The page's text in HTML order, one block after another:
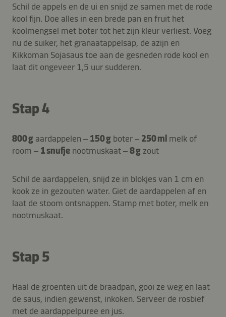
Schil de appels en de ui en snijd ze samen met de rode
kool fijn. Doe alles in een brede pan en fruit het
koolmengsel met boter tot het zijn kleur verliest. Voeg
nu de suiker, het granaatappelsap, de azijn en
Kikkoman Sojasaus toe aan de gesneden rode kool en
laat dit ongeveer 1,5 uur sudderen.
Stap 4
800 g aardappelen – 150 g boter – 250 ml melk of
room – 1 snufje nootmuskaat –8 g zout
Schil de aardappelen, snijd ze in blokjes van 1 cm en
kook ze in gezouten water. Giet de aardappelen af en
laat de stoom ontsnappen. Stamp met boter, melk en
nootmuskaat.
Stap 5
Haal de groenten uit de braadpan, gooi ze weg en laat
de saus, indien gewenst, inkoken. Serveer de rosbief
met de aardappelpuree en jus.